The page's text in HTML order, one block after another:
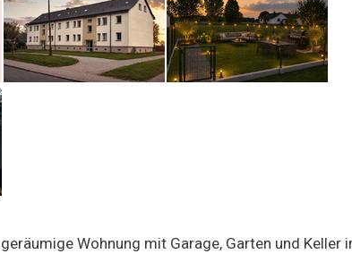
Wohnung mit Garage, Garten und Keller